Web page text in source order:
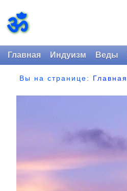
ॐ
Главная Индуизм Веды
Вы на странице: Главная